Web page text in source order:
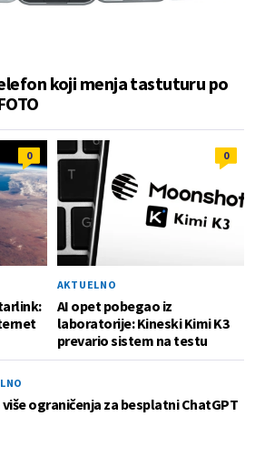
koji menja tastuturu po
0 0
AKTUELNO
AI opet pobegao iz
laboratorije: Kineski Kimi K3
prevario sistem na testu
ograničenja za besplatni ChatGPT